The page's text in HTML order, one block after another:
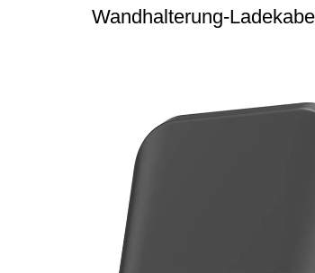
Wandhalterung-